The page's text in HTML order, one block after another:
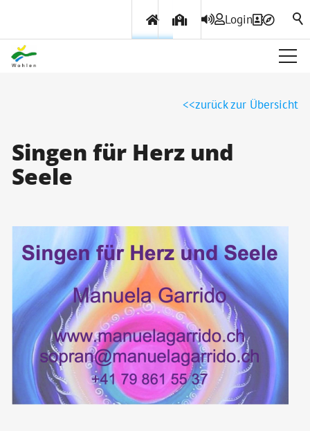
Login
Politik & Verwaltung
Themen & Services
zurück zur Übersicht
Singen für Herz und
Seele